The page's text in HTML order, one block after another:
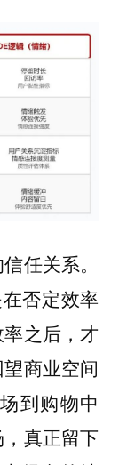
任关系。
否定效率
之后，才
商业空间
到购物中
真正留下